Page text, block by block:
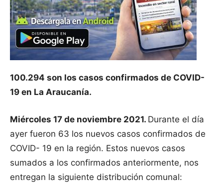
100.294 son los casos confirmados de COVID-
19 en La Araucanía.
Miércoles 17 de noviembre 2021. Durante el día
ayer fueron 63 los nuevos casos confirmados de
COVID- 19 en la región. Estos nuevos casos
sumados a los confirmados anteriormente, nos
entregan la siguiente distribución comunal: